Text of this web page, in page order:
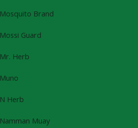
Mosquito Brand
Mossi Guard
Mr. Herb
Muno
N Herb
Namman Muay